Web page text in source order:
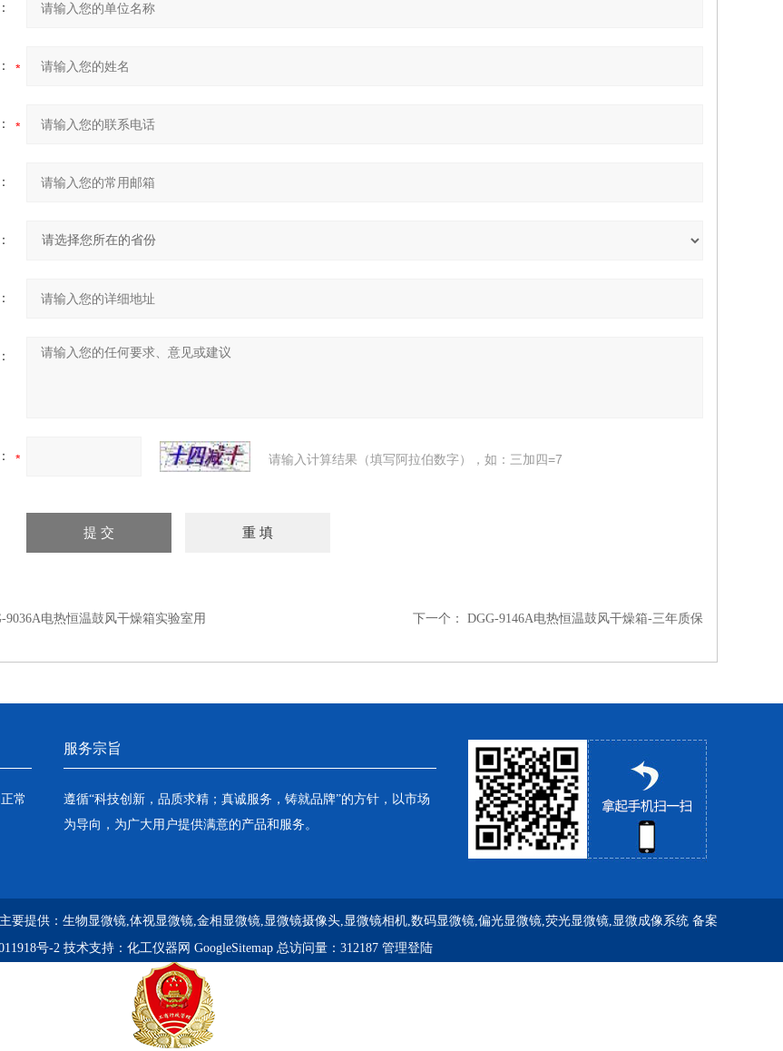
请输入计算结果（填写阿拉伯数字），如：三加四=7
9036A电热恒温鼓风干燥箱实验室用 下一个： DGG-9146A电热恒温鼓风干燥箱-三年质保
常
服务宗旨
遵循“科技创新，品质求精；真诚服务，铸就品牌”的方针，以市场
为导向，为广大用户提供满意的产品和服务。
要提供： 生物显微镜,体视显微镜,金相显微镜,显微镜摄像头,显微镜相机,数码显微镜,偏光显微镜,荧光显微镜,显微成像系统备案
号-2技术支持： 化工仪器网 GoogleSitemap总访问量：312187 管理登陆